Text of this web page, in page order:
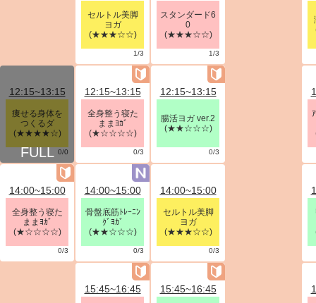
セルトル美脚
ヨガ
(★★★☆☆)
1/3
スタンダード6
0
(★★★☆☆)
1/3
12:15~13:15
痩せる身体を
つくるダ
(★★★★☆)
0/0
12:15~13:15
全身整う寝た
ままﾖｶﾞ
(★☆☆☆☆)
0/3
12:15~13:15
腸活ヨガ ver.2
(★★☆☆☆)
0/3
14:00~15:00
全身整う寝た
ままﾖｶﾞ
(★☆☆☆☆)
0/3
14:00~15:00
骨盤底筋ﾄﾚｰﾆﾝ
ｸﾞﾖｶﾞ
(★★☆☆☆)
0/3
14:00~15:00
セルトル美脚
ヨガ
(★★★☆☆)
0/3
15:45~16:45 15:45~16:45